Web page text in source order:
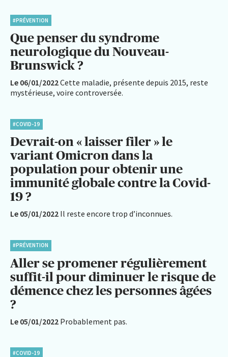
#PRÉVENTION
Que penser du syndrome
neurologique du Nouveau-
Brunswick ?
Le 06/01/2022Cette maladie, présente depuis 2015, reste
mystérieuse, voire controversée.
#COVID-19
Devrait-on « laisser filer » le
variant Omicron dans la
population pour obtenir une
immunité globale contre la Covid-
19 ?
Le 05/01/2022 Il reste encore trop d’inconnues.
#PRÉVENTION
Aller se promener régulièrement
suffit-il pour diminuer le risque de
démence chez les personnes âgées
?
Le 05/01/2022 Probablement pas.
#COVID-19